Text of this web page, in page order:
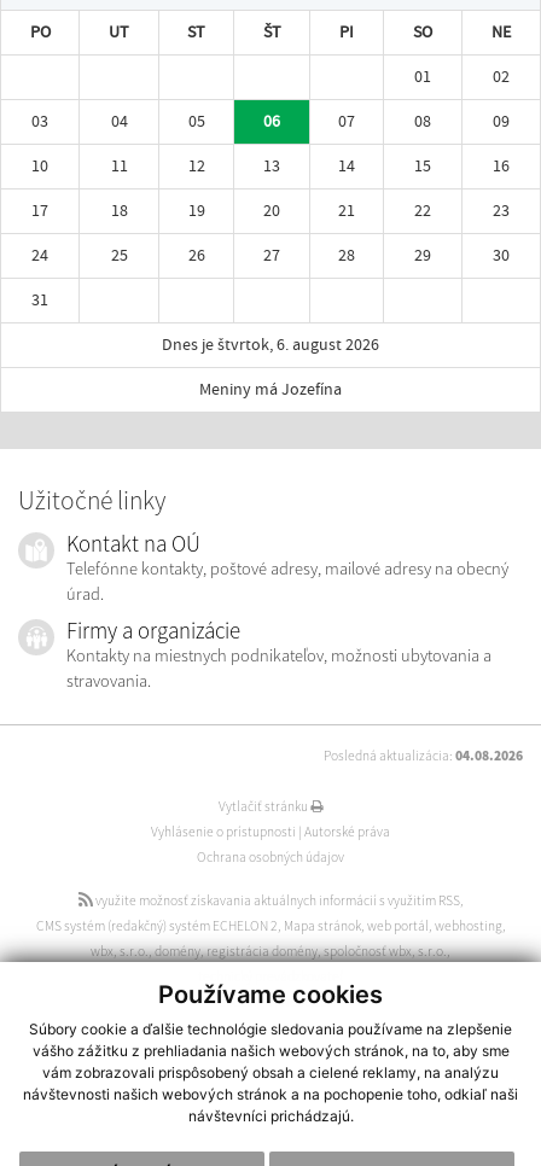
Používame cookies
Súbory cookie a ďalšie technológie sledovania používame na zlepšenie
vášho zážitku z prehliadania našich webových stránok, na to, aby sme
vám zobrazovali prispôsobený obsah a cielené reklamy, na analýzu
návštevnosti našich webových stránok a na pochopenie toho, odkiaľ naši
návštevníci prichádzajú.
PO UT ST ŠT PI SO
NE
01
02
03
04 05 06 07 08
09
10
11 12 13 14 15
16
17
18 19 20 21 22
23
24
25 26 27 28 29
30
31
Dnes je štvrtok, 6. august 2026
Meniny má Jozefína
Užitočné linky
Kontakt na OÚ
Telefónne kontakty, poštové adresy, mailové adresy na obecný
úrad.
Firmy a organizácie
Kontakty na miestnych podnikateľov, možnosti ubytovania a
stravovania.
Posledná aktualizácia: 04.08.2026
Vytlačiť stránku
Vyhlásenie o prístupnosti | Autorské práva
Ochrana osobných údajov
využite možnosť získavania aktuálnych informácií s využitím RSS,
CMS systém (redakčný) systém ECHELON 2 Mapa stránok, web portál webhosting
wbx, s.r.o.,domény,registrácia domény,spoločnosť wbx, s.r.o.,
webdesign|webex.sk